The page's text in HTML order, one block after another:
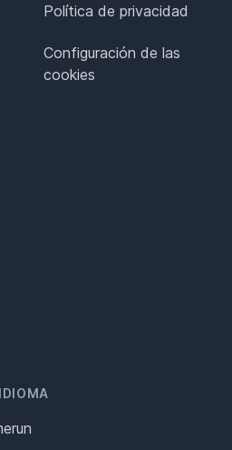
Política de privacidad
Configuración de las
cookies